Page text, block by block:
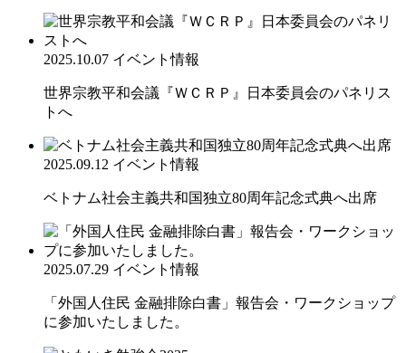
2025.10.07 イベント情報
世界宗教平和会議『ＷＣＲＰ』日本委員会のパネリス
トへ
2025.09.12 イベント情報
ベトナム社会主義共和国独立80周年記念式典へ出席
2025.07.29 イベント情報
「外国人住民 金融排除白書」報告会・ワークショップ
に参加いたしました。